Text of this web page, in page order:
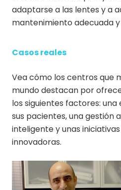
adaptarse a las lentes y a
mantenimiento adecuada
Casos reales
Vea cómo los centros que
mundo destacan por
los siguientes factores:
sus pacientes, una gestión
inteligente y unas
innovadoras.